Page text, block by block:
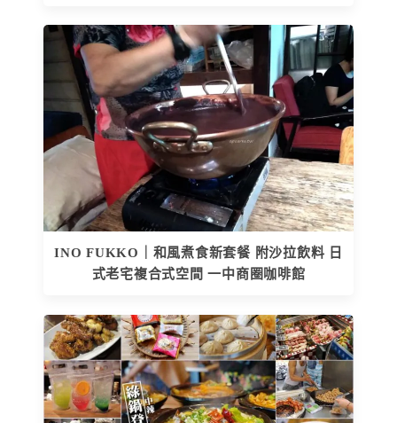
INO FUKKO｜和風煮食新套餐 附沙拉飲料 日
式老宅複合式空間 一中商圈咖啡館